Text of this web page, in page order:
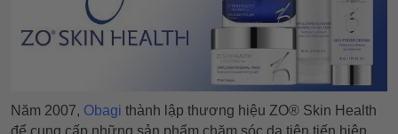
Năm 2007, Obagi thành lập thương hiệu ZO® Skin Health